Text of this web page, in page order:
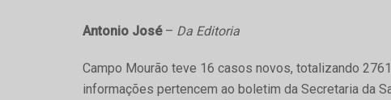
Antonio José– Da Editoria
Campo Mourão teve 16 casos novos, totalizando
informações pertencem ao boletim da Secretaria da